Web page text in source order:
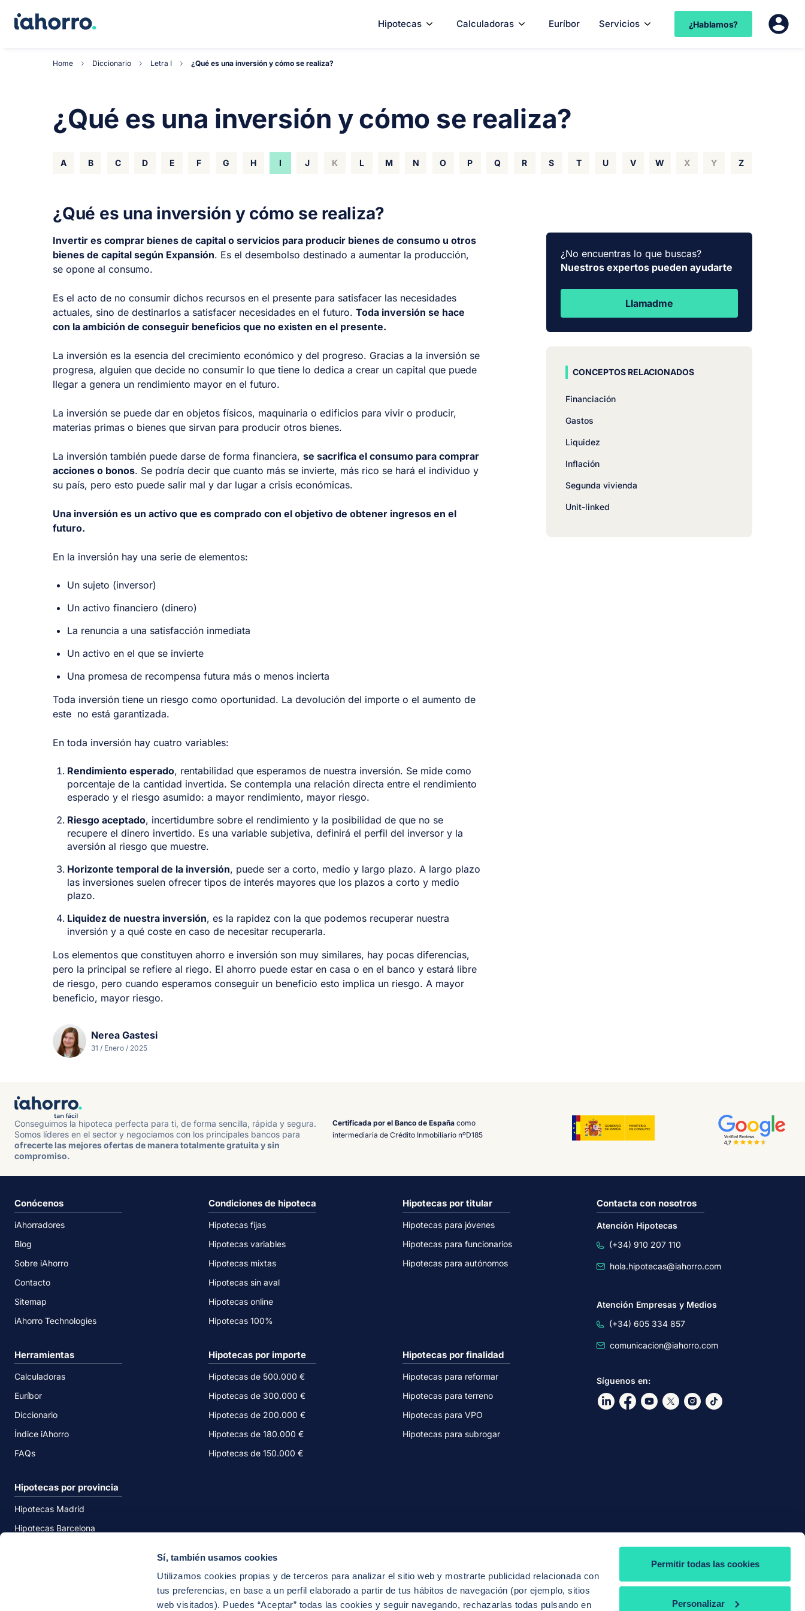
Sí, también usamos cookies
Utilizamos cookies propias y de terceros para analizar el sitio web y mostrarte publicidad relacionada con
tus preferencias, en base a un perfil elaborado a partir de tus hábitos de navegación (por ejemplo, sitios
web visitados). Puedes “Aceptar” todas las cookies y seguir navegando, rechazarlas todas pulsando en
Permitir todas las cookies
Personalizar
Hipotecas Calculadoras Euríbor Servicios ¿Hablamos?
Home Diccionario Letra I ¿Qué es una inversión y cómo se realiza?
¿Qué es una inversión y cómo se realiza?
A B C D E F G H I J K L M N O P Q R S T U V W X Y Z
¿Qué es una inversión y cómo se realiza?
Invertir es comprar bienes de capital o servicios para producir bienes de consumo u otros
bienes de capital según Expansión. Es el desembolso destinado a aumentar la producción,
se opone al consumo.
Es el acto de no consumir dichos recursos en el presente para satisfacer las necesidades
actuales, sino de destinarlos a satisfacer necesidades en el futuro. Toda inversión se hace
con la ambición de conseguir beneficios que no existen en el presente.
La inversión es la esencia del crecimiento económico y del progreso. Gracias a la inversión se
progresa, alguien que decide no consumir lo que tiene lo dedica a crear un capital que puede
llegar a genera un rendimiento mayor en el futuro.
La inversión se puede dar en objetos físicos, maquinaria o edificios para vivir o producir,
materias primas o bienes que sirvan para producir otros bienes.
La inversión también puede darse de forma financiera, se sacrifica el consumo para comprar
acciones o bonos. Se podría decir que cuanto más se invierte, más rico se hará el individuo y
su país, pero esto puede salir mal y dar lugar a crisis económicas.
Una inversión es un activo que es comprado con el objetivo de obtener ingresos en el
futuro.
En la inversión hay una serie de elementos:
Un sujeto (inversor)
Un activo financiero (dinero)
La renuncia a una satisfacción inmediata
Un activo en el que se invierte
Una promesa de recompensa futura más o menos incierta
Toda inversión tiene un riesgo como oportunidad. La devolución del importe o el aumento de
este no está garantizada.
En toda inversión hay cuatro variables:
Rendimiento esperado, rentabilidad que esperamos de nuestra inversión. Se mide como
porcentaje de la cantidad invertida. Se contempla una relación directa entre el rendimiento
esperado y el riesgo asumido: a mayor rendimiento, mayor riesgo.
Riesgo aceptado, incertidumbre sobre el rendimiento y la posibilidad de que no se
recupere el dinero invertido. Es una variable subjetiva, definirá el perfil del inversor y la
aversión al riesgo que muestre.
Horizonte temporal de la inversión, puede ser a corto, medio y largo plazo. A largo plazo
las inversiones suelen ofrecer tipos de interés mayores que los plazos a corto y medio
plazo.
Liquidez de nuestra inversión, es la rapidez con la que podemos recuperar nuestra
inversión y a qué coste en caso de necesitar recuperarla.
Los elementos que constituyen ahorro e inversión son muy similares, hay pocas diferencias,
pero la principal se refiere al riego. El ahorro puede estar en casa o en el banco y estará libre
de riesgo, pero cuando esperamos conseguir un beneficio esto implica un riesgo. A mayor
beneficio, mayor riesgo.
Nerea Gastesi
31 / Enero / 2025
CONCEPTOS RELACIONADOS
Financiación
Gastos
Liquidez
Inflación
Segunda vivienda
Unit-linked
¿No encuentras lo que buscas?
Nuestros expertos pueden ayudarte
Llamadme
Conseguimos la hipoteca perfecta para ti, de forma sencilla, rápida y segura.
Somos líderes en el sector y negociamos con los principales bancos para
ofrecerte las mejores ofertas de manera totalmente gratuita y sin
compromiso.
Certificada por el Banco de España como
intermediaria de Crédito Inmobiliario nºD185
Contacta con nosotros
Atención Hipotecas
(+34) 910 207 110
hola.hipotecas@iahorro.com
Atención Empresas y Medios
(+34) 605 334 857
comunicacion@iahorro.com
Síguenos en:
Ir a nuestro Linkdin
Ir a nuestro Facebook
Ir a nuestro canal de Youtube
Ir a nuestro X
Ir a nuestro Instagram
Ir a nuestro TikTok
Conócenos
iAhorradores
Blog
Sobre iAhorro
Contacto
Sitemap
iAhorro Technologies
Herramientas
Calculadoras
Euríbor
Diccionario
Índice iAhorro
FAQs
Condiciones de hipoteca
Hipotecas fijas
Hipotecas variables
Hipotecas mixtas
Hipotecas sin aval
Hipotecas online
Hipotecas 100%
Hipotecas por finalidad
Hipotecas para reformar
Hipotecas para terreno
Hipotecas para VPO
Hipotecas para subrogar
Hipotecas por importe
Hipotecas de 500.000 €
Hipotecas de 300.000 €
Hipotecas de 200.000 €
Hipotecas de 180.000 €
Hipotecas de 150.000 €
Hipotecas por titular
Hipotecas para jóvenes
Hipotecas para funcionarios
Hipotecas para autónomos
Hipotecas por provincia
Hipotecas Madrid
Hipotecas Barcelona